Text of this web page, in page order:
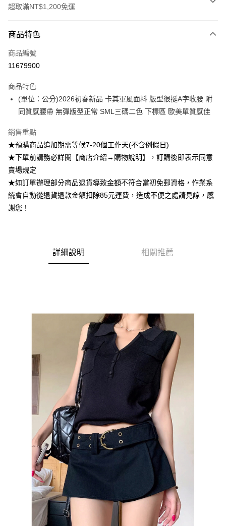
超取滿NT$1,200免運
信用卡一次付款
超商取貨付款
ATM付款
全家付款取貨
每筆NT$85，滿NT$1,200(含以上)免運費
付款後全家取貨
每筆NT$85，滿NT$1,200(含以上)免運費
每筆NT$85，滿NT$1,200(含以上)免運費
商品特色
商品編號
11679900
商品特色
(單位：公分)2026初春新品 卡其軍風面料 版型很挺A字收腰 附
同質感腰帶 無彈版型正常 SML三碼二色 下標區 歐美單質感佳
銷售重點
★預購商品追加期需等候7-20個工作天(不含例假日)
★下單前請務必詳閱【商店介紹→購物說明】，訂購後即表示同意
賣場規定
★如訂單辦理部分商品退貨導致金額不符合當初免郵資格，作業系
統會自動從退貨退款金額扣除85元運費，造成不便之處請見諒，感
謝您！
詳細說明 相關推薦